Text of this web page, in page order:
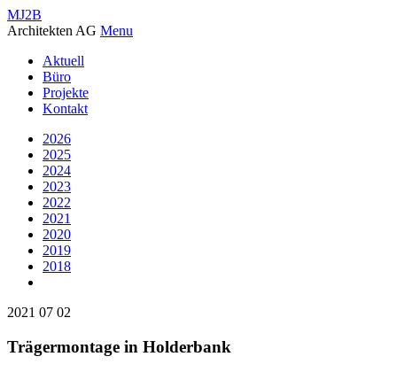
MJ2B
Architekten AG Menu
Aktuell
Büro
Projekte
Kontakt
2026
2025
2024
2023
2022
2021
2020
2019
2018
2021 07 02
Trägermontage in Holderbank